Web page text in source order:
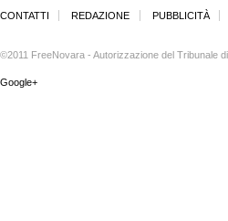
CONTATTI REDAZIONE PUBBLICITÀ
©2011 FreeNovara - Autorizzazione del Tribunale
Google+